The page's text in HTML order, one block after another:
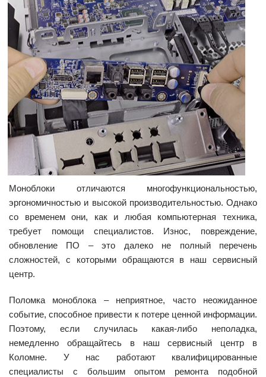
Моноблоки отличаются многофункциональностью,
эргономичностью и высокой производительностью. Однако
со временем они, как и любая компьютерная техника,
требует помощи специалистов. Износ, повреждение,
обновление ПО – это далеко не полный перечень
сложностей, с которыми обращаются в наш сервисный
центр.
Поломка моноблока – неприятное, часто неожиданное
событие, способное привести к потере ценной информации.
Поэтому, если случилась какая-либо неполадка,
немедленно обращайтесь в наш сервисный центр в
Коломне. У нас работают квалифицированные
специалисты с большим опытом ремонта подобной